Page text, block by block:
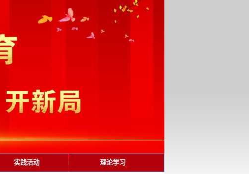
实践活动 理论学习